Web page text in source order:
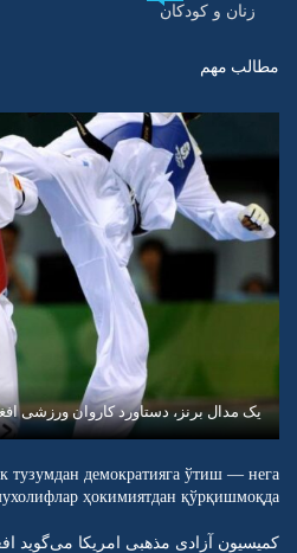
زنان و کودکان
مطالب مهم
یک مدال برنز، دستاورد کاروان ورزشی
тузумдан демократияга ўтиш — нега
ҳокимиятдан қўрқишмоқда?
کمیسیون آزادی مذهبی امریکا می‌گوید